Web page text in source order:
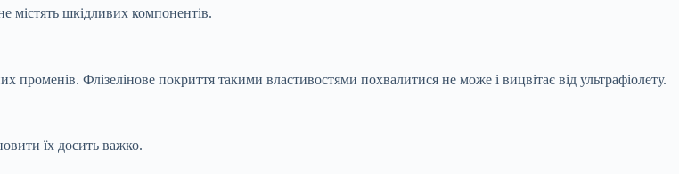
містять шкідливих компонентів.
променів. Флізелінове покриття такими властивостями похвалитися не може і вицвітає від ультрафіолету.
їх досить важко.